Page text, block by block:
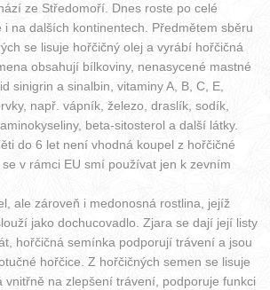
ze Středomoří. Dnes roste po celé
i na dalších kontinentech. Předmětem sběru
se lisuje hořčičný olej a vyrábí hořčičná
obsahují bílkoviny, nenasycené mastné
sinigrin a sinalbin, vitaminy A, B, C, E,
např. vápník, železo, draslík, sodík,
beta-sitosterol a další látky.
do 6 let není vhodná koupel z hořčičné
v rámci EU smí používat jen k zevním
ale zároveň i medonosná rostlina, jejíž
jako dochucovadlo. Zjara se dají její listy
hořčičná semínka podporují trávení a jsou
hořčice. Z hořčičných semen se lisuje
vnitřně na zlepšení trávení, podporuje funkci